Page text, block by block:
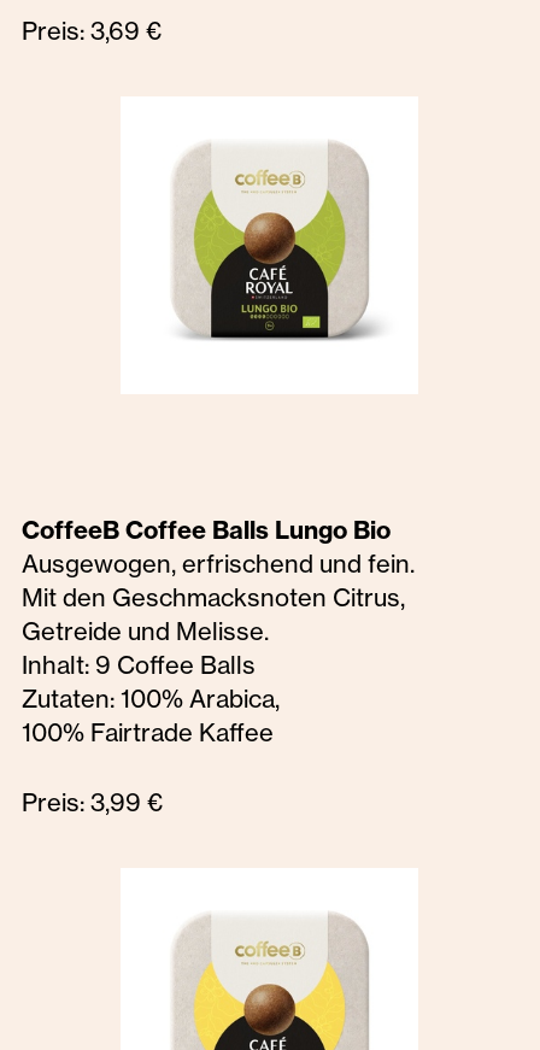
Preis: 3,69 €
CoffeeB Coffee Balls Lungo Bio
Ausgewogen, erfrischend und fein.
Mit den Geschmacksnoten Citrus,
Getreide und Melisse.
Inhalt: 9 Coffee Balls
Zutaten: 100% Arabica,
100% Fairtrade Kaffee
Preis: 3,99 €